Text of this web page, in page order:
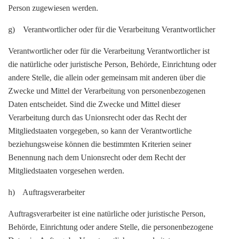
Person zugewiesen werden.
g) Verantwortlicher oder für die Verarbeitung Verantwortlicher
Verantwortlicher oder für die Verarbeitung Verantwortlicher ist
die natürliche oder juristische Person, Behörde, Einrichtung oder
andere Stelle, die allein oder gemeinsam mit anderen über die
Zwecke und Mittel der Verarbeitung von personenbezogenen
Daten entscheidet. Sind die Zwecke und Mittel dieser
Verarbeitung durch das Unionsrecht oder das Recht der
Mitgliedstaaten vorgegeben, so kann der Verantwortliche
beziehungsweise können die bestimmten Kriterien seiner
Benennung nach dem Unionsrecht oder dem Recht der
Mitgliedstaaten vorgesehen werden.
h) Auftragsverarbeiter
Auftragsverarbeiter ist eine natürliche oder juristische Person,
Behörde, Einrichtung oder andere Stelle, die personenbezogene